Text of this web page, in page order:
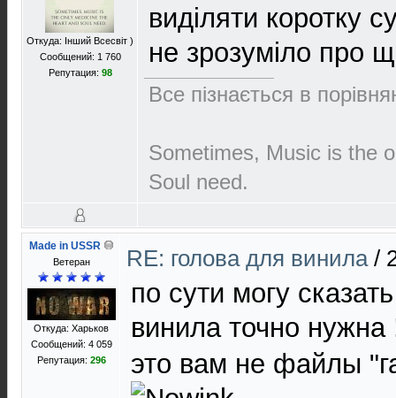
Откуда: Інший Всесвіт )
Сообщений: 1 760
Репутация: 98
виділяти коротку
не зрозуміло про
Все пізнається в
Sometimes, Music is the
Soul need.
Made in USSR
Ветеран
Откуда: Харьков
Сообщений: 4 059
Репутация: 296
RE: голова для винила /
по сути могу
винила точно нужна
это вам не файлы